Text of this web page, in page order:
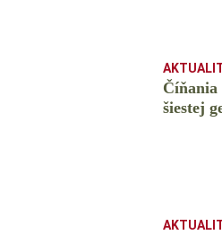
šiestej